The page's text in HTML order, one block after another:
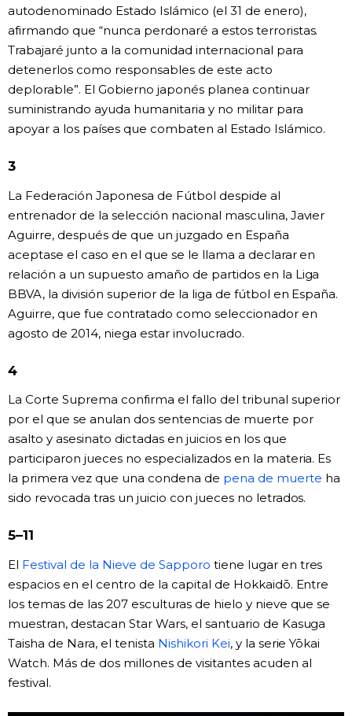
Fragmentos de Japón
Gente
Blog
Avisos
autodenominado Estado Islámico (el 31 de enero),
afirmando que “nunca perdonaré a estos terroristas.
Trabajaré junto a la comunidad internacional para
detenerlos como responsables de este acto
deplorable”. El Gobierno japonés planea continuar
suministrando ayuda humanitaria y no militar para
apoyar a los países que combaten al Estado Islámico.
3
La Federación Japonesa de Fútbol despide al
entrenador de la selección nacional masculina, Javier
Aguirre, después de que un juzgado en España
aceptase el caso en el que se le llama a declarar en
relación a un supuesto amaño de partidos en la Liga
BBVA, la división superior de la liga de fútbol en España.
Aguirre, que fue contratado como seleccionador en
agosto de 2014, niega estar involucrado.
4
La Corte Suprema confirma el fallo del tribunal superior
por el que se anulan dos sentencias de muerte por
asalto y asesinato dictadas en juicios en los que
participaron jueces no especializados en la materia. Es
la primera vez que una condena de pena de muerte ha
sido revocada tras un juicio con jueces no letrados.
5–11
El Festival de la Nieve de Sapporo tiene lugar en tres
espacios en el centro de la capital de Hokkaidō. Entre
los temas de las 207 esculturas de hielo y nieve que se
muestran, destacan Star Wars, el santuario de Kasuga
Taisha de Nara, el tenista Nishikori Kei, y la serie Yōkai
Watch. Más de dos millones de visitantes acuden al
festival.